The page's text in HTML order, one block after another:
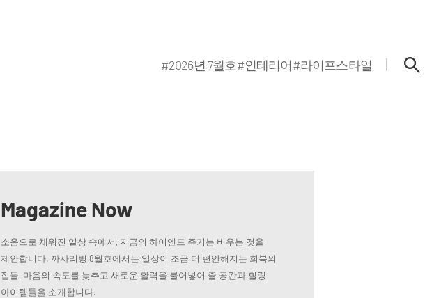
#2026년 7월호#인테리어#라이프스타일
Magazine Now
소음으로 채워진 일상 속에서, 지금의 하이엔드 주거는 비우는 것을
제안합니다. 까사리빙 8월호에서는 일상이 조금 더 편안해지는 회복의
집들, 마음의 속도를 늦추고 새로운 활력을 불어넣어 줄 공간과 힐링
아이템들을 소개합니다.